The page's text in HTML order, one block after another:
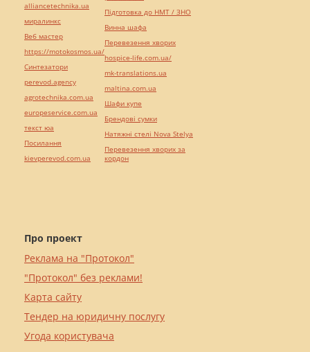
Про проект
Реклама на "Протокол"
"Протокол" без реклами!
Карта сайту
Тендер на юридичну послугу
Угода користувача
alliancetechnika.ua
миралинкс
Веб мастер
https://motokosmos.ua/
Синтезатори
perevod.agency
agrotechnika.com.ua
europeservice.com.ua
текст юа
Посилання
kievperevod.com.ua
Підготовка до НМТ / ЗНО
Винна шафа
Перевезення хворих
hospice-life.com.ua/
mk-translations.ua
maltina.com.ua
Шафи купе
Брендові сумки
Натяжні стелі Nova Stelya
Перевезення хворих за
кордон